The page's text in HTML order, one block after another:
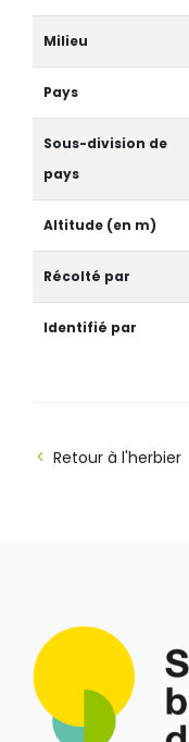
Milieu
Pays
Sous-division de
pays
Altitude (en m)
Récolté par
Identifié par
Retour à l'herbier